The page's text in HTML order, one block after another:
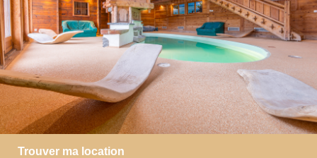
Trouver ma location